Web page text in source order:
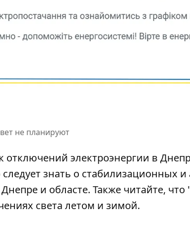
не планируют
отключений электроэнергии в
знать о стабилизационных
и областе. Также читайте, что
света летом и зимой.